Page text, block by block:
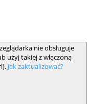
nie obsługuje
użyj takiej z włączoną
Jak zaktualizować?